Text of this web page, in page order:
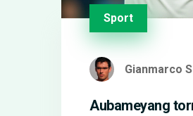
Sport
Gianmarco
Aubameyang